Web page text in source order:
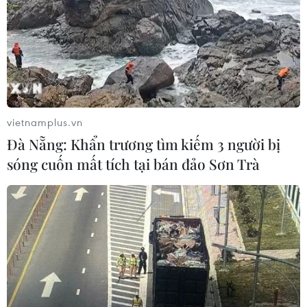
ASEAN Cup 2026: Đội tuyển Việt
Nam tạo "cơn địa chấn" trên truyền
thông khu vực
04/08/2026 02:45
Xem thêm
CƠ QUAN CHỦ QUẢN: THÔNG TẤN XÃ VIỆT NAM
Tổng Biên tập: TRẦN TIẾN DUẨN
vietnamplus.vn
Đà Nẵng: Khẩn trương tìm kiếm 3 người bị
sóng cuốn mất tích tại bán đảo Sơn Trà